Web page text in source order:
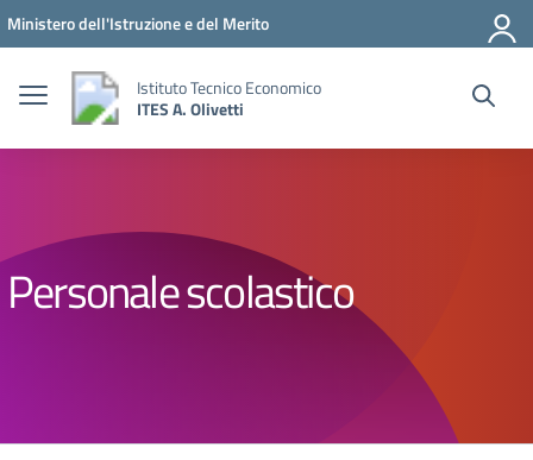
Ministero dell'Istruzione e del Merito
Istituto Tecnico Economico
ITES A. Olivetti
Personale scolastico